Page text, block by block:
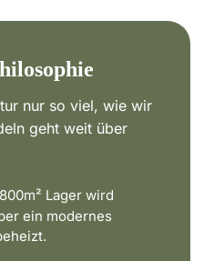
nur so viel, wie wir
geht weit über
Lager wird
ein modernes